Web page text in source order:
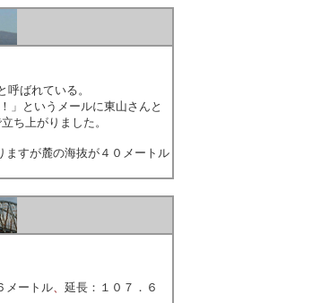
ばれている。
」というメールに東山さんと
ち上がりました。
ますが麓の海抜が４０メートル
メートル、 延長：１０７．６